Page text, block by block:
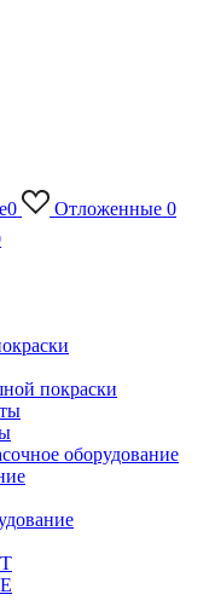
0 Отложенные 0
покраски
оборудование